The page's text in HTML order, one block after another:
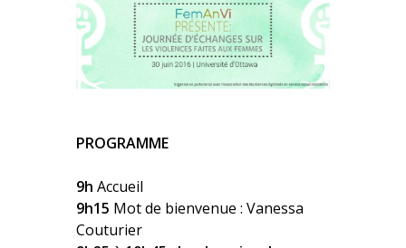
PROGRAMME
9h Accueil
9h15 Mot de bienvenue : Vanessa
Couturier